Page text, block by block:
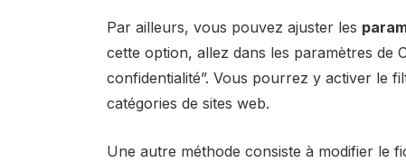
Par ailleurs, vous pouvez ajuster les
cette option, allez dans les paramètres de
confidentialité”. Vous pourrez y activer le
catégories de sites web.
Une autre méthode consiste à modifier le